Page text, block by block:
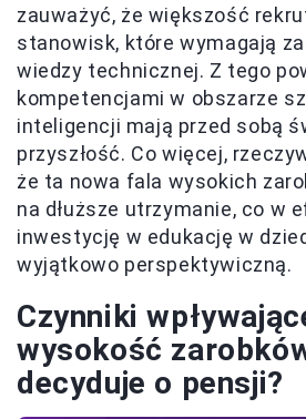
zauważyć, że większość
stanowisk, które wymagają
wiedzy technicznej. Z tego
kompetencjami w obszarze
inteligencji mają przed sobą
przyszłość. Co więcej,
że ta nowa fala wysokich
na dłuższe utrzymanie, co w
inwestycję w edukację w
wyjątkowo perspektywiczną.
Czynniki
wysokość
decyduje o pensji?